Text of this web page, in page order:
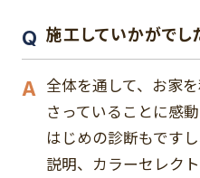
施工していかがでし
全体を通して、お家
さっていることに感動
はじめの診断もです
説明、カラーセレク